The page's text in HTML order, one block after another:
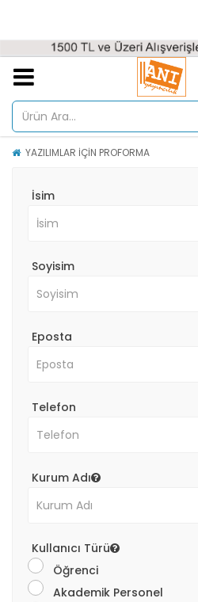
YAZILIMLAR İÇİN PROFORMA
İsim
Soyisim
Eposta
Telefon
Kurum Adı
Kullanıcı Türü
Öğrenci
Akademik Personel